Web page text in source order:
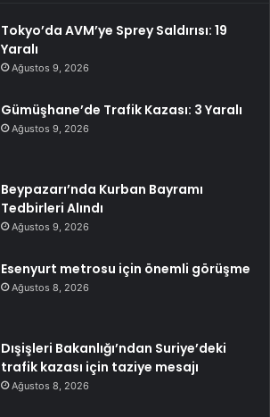
Tokyo’da AVM’ye Sprey Saldırısı: 19
Yaralı
Ağustos 9, 2026
Gümüşhane’de Trafik Kazası: 3 Yaralı
Ağustos 9, 2026
Beypazarı’nda Kurban Bayramı
Tedbirleri Alındı
Ağustos 9, 2026
Esenyurt metrosu için önemli görüşme
Ağustos 8, 2026
Dışişleri Bakanlığı’ndan Suriye’deki
trafik kazası için taziye mesajı
Ağustos 8, 2026